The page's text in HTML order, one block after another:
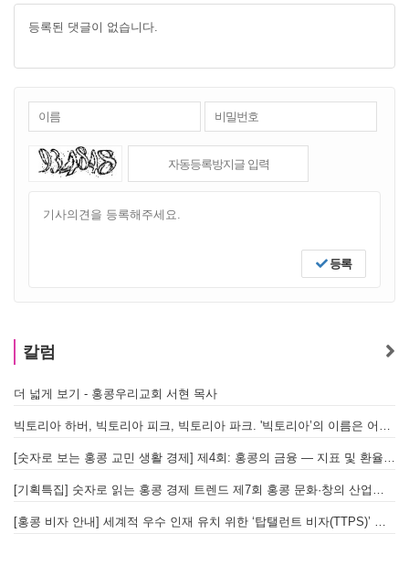
등록된 댓글이 없습니다.
등록
칼럼
더 넓게 보기 - 홍콩우리교회 서현 목사
빅토리아 하버, 빅토리아 피크, 빅토리아 파크. '빅토리아’의 이름은 어떻게 온 걸까? - [이승권 원장의 생활칼럼]
[숫자로 보는 홍콩 교민 생활 경제] 제4회: 홍콩의 금융 — 지표 및 환율, MPF 운영 현황
[기획특집] 숫자로 읽는 홍콩 경제 트렌드 제7회 홍콩 문화·창의 산업의 구조와 분야별 동향
[홍콩 비자 안내] 세계적 우수 인재 유치 위한 ‘탑탤런트 비자(TTPS)’ 주요 요건